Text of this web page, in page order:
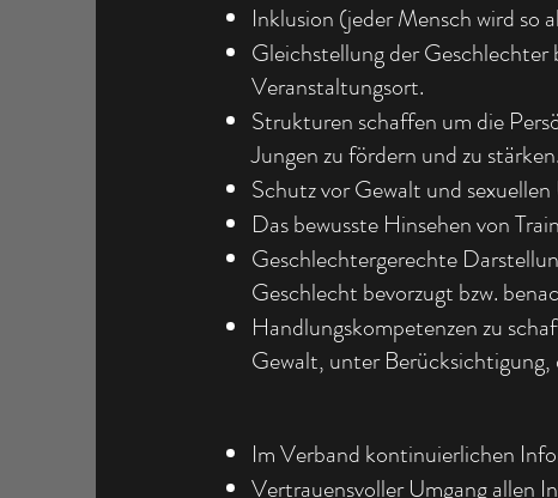
Inklusion (jeder Mensch wird so
Gleichstellung der
Veranstaltungsort.
Strukturen schaffen um die
Jungen zu fördern und zu stärken.
Schutz vor Gewalt und
Das bewusste Hinsehen von
Geschlechtergerechte
Geschlecht bevorzugt bzw.
Handlungskompetenzen zu
Gewalt, unter
Im Verband kontinuierlichen
Vertrauensvoller Umgang allen